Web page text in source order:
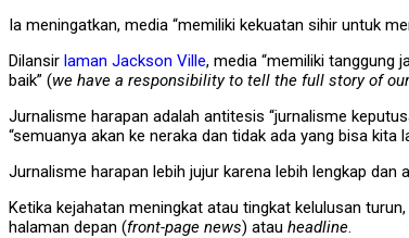
Ia meningatkan, media “memiliki kekuatan sihir untuk
Dilansir laman Jackson Ville, media “memiliki tanggung
baik” (we have a responsibility to tell the full story of
Jurnalisme harapan adalah antitesis “jurnalisme
“semuanya akan ke neraka dan tidak ada yang bisa kita
Jurnalisme harapan lebih jujur ​​karena lebih lengkap dan
Ketika kejahatan meningkat atau tingkat kelulusan
halaman depan (front-page news) atau headline